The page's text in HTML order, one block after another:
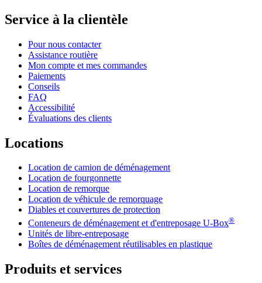
Service à la clientèle
Pour nous contacter
Assistance routière
Mon compte et mes commandes
Paiements
Conseils
FAQ
Accessibilité
Évaluations des clients
Locations
Location de camion de déménagement
Location de fourgonnette
Location de remorque
Location de véhicule de remorquage
Diables et couvertures de protection
Conteneurs de déménagement et d'entreposage U-Box®
Unités de libre-entreposage
Boîtes de déménagement réutilisables en plastique
Produits et services